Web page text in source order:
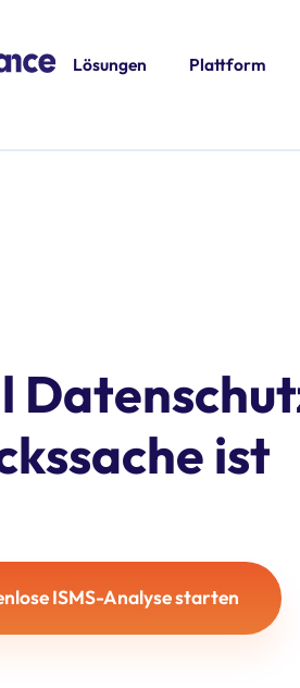
Lösungen Plattform
ist
ISMS-Analyse starten